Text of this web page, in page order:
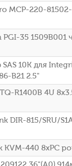
MCP-220-
35 1509B001
10K для
B21 2.5"
R1400B 4U
DIR-815/SRU/
KVM-440 8xPC